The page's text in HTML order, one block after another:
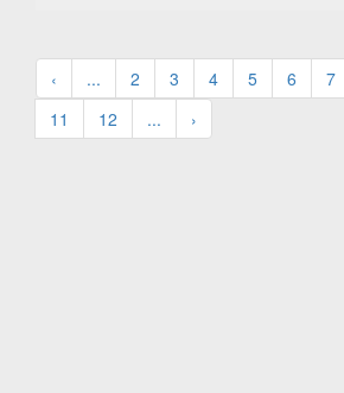
‹ ... 2 3 4 5 6 7
11
12 ... ›